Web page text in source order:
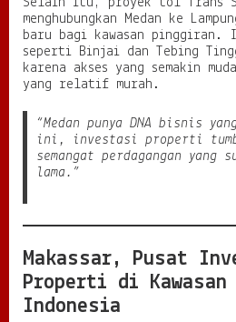
menghubungkan Medan ke
baru bagi kawasan pinggiran.
seperti Binjai dan Tebing
karena akses yang semakin
yang relatif murah.
“Medan punya DNA bisnis
ini, investasi properti
semangat perdagangan yang
lama.”
Makassar, Pusat
Properti di Kawasan
Indonesia